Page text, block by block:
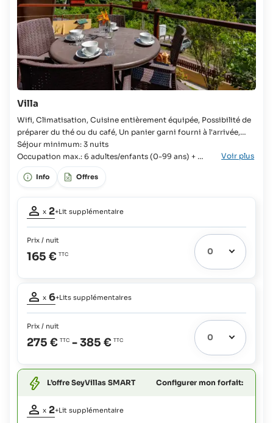
Villa
Wifi, Climatisation, Cuisine entièrement équipée, Possibilité de
préparer du thé ou du café, Un panier garni fourni à l'arrivée,
Machine à laver, 2x Douche, Sèche-cheveux, Télévision Villa, 2x
Chambre, Lit Queen-size, Lit King-size, 2x Lit supplémentaire
possible, 2x Lit bébé possible, Salle de bains, Salle de bains en
Séjour minimum: 3 nuits
Occupation max.: 6 adultes/enfants (0-99 ans) + 2
enfants (4-99 ans) + 2 bébés (0-3 ans)
Voir plus
Info Offres
Occupation
Lit extra
possible:
et
enfants
ans:
12 €
x 2+Lit supplémentaire
Prix / nuit
165 €
Occupation
extras
2
Bébés
et
jusqu'à
3
x 6+Lits supplémentaires
Prix / nuit
275 € -385 €
L’offre SeyVillas SMART Configurer mon forfait:
x 2+Lit supplémentaire